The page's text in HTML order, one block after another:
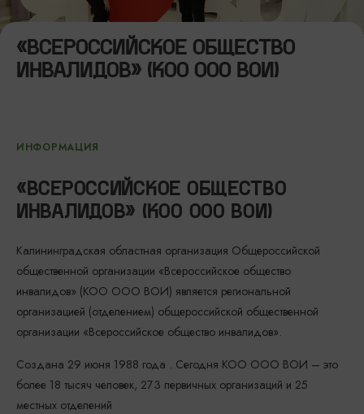
«ВСЕРОССИЙСКОЕ ОБЩЕСТВО
ИНВАЛИДОВ» (КОО ООО ВОИ)
ИНФОРМАЦИЯ
«ВСЕРОССИЙСКОЕ ОБЩЕСТВО
ИНВАЛИДОВ» (КОО ООО ВОИ)
Калининградская областная организация Общероссийской
общественной организации «Всероссийское общество
инвалидов» (КОО ООО ВОИ) является региональной
организацией (отделением) общероссийской общественной
организации «Всероссийское общество инвалидов».
Создана 29 июня 1988 года . Сегодня КОО ООО ВОИ – это
более 18 тысяч человек, 273 первичных организаций и 25
местных отделений